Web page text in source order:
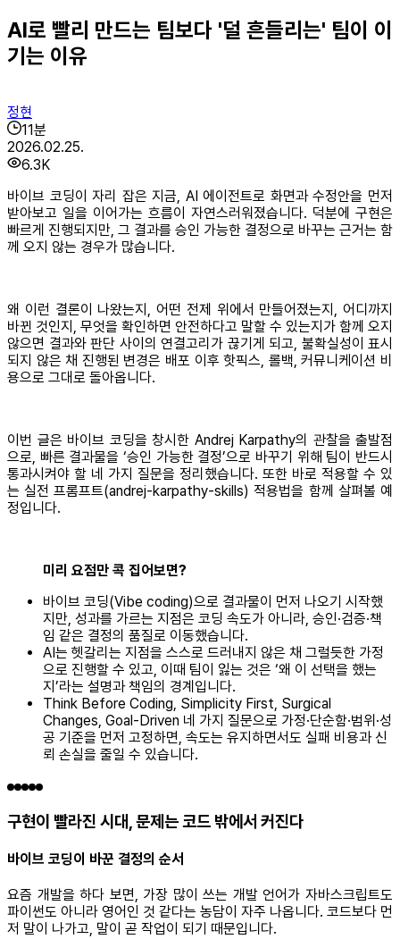
AI로 빨리 만드는 팀보다 '덜 흔들리는' 팀이 이
기는 이유
정현
11분
2026.02.25.
6.3K
바이브 코딩이 자리 잡은 지금, AI 에이전트로 화면과 수정안을 먼저
받아보고 일을 이어가는 흐름이 자연스러워졌습니다. 덕분에 구현은
빠르게 진행되지만, 그 결과를 승인 가능한 결정으로 바꾸는 근거는 함
께 오지 않는 경우가 많습니다.
왜 이런 결론이 나왔는지, 어떤 전제 위에서 만들어졌는지, 어디까지
바뀐 것인지, 무엇을 확인하면 안전하다고 말할 수 있는지가 함께 오지
않으면 결과와 판단 사이의 연결고리가 끊기게 되고, 불확실성이 표시
되지 않은 채 진행된 변경은 배포 이후 핫픽스, 롤백, 커뮤니케이션 비
용으로 그대로 돌아옵니다.
이번 글은 바이브 코딩을 창시한 Andrej Karpathy의 관찰을 출발점
으로, 빠른 결과물을 ‘승인 가능한 결정’으로 바꾸기 위해 팀이 반드시
통과시켜야 할 네 가지 질문을 정리했습니다. 또한 바로 적용할 수 있
는 실전 프롬프트(andrej-karpathy-skills) 적용법을 함께 살펴볼 예
정입니다.
미리 요점만 콕 집어보면?
바이브 코딩(Vibe coding)으로 결과물이 먼저 나오기 시작했
지만, 성과를 가르는 지점은 코딩 속도가 아니라, 승인·검증·책
임 같은 결정의 품질로 이동했습니다.
AI는 헷갈리는 지점을 스스로 드러내지 않은 채 그럴듯한 가정
으로 진행할 수 있고, 이때 팀이 잃는 것은 ‘왜 이 선택을 했는
지’라는 설명과 책임의 경계입니다.
Think Before Coding, Simplicity First, Surgical
Changes, Goal-Driven 네 가지 질문으로 가정·단순함·범위·성
공 기준을 먼저 고정하면, 속도는 유지하면서도 실패 비용과 신
뢰 손실을 줄일 수 있습니다.
구현이 빨라진 시대, 문제는 코드 밖에서 커진다
바이브 코딩이 바꾼 결정의 순서
요즘 개발을 하다 보면, 가장 많이 쓰는 개발 언어가 자바스크립트도
파이썬도 아니라 영어인 것 같다는 농담이 자주 나옵니다. 코드보다 먼
저 말이 나가고, 말이 곧 작업이 되기 때문입니다.